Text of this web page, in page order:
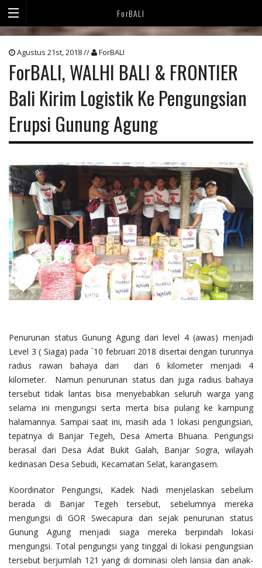
ForBALI
Agustus 21st, 2018 // ForBALI
ForBALI, WALHI BALI & FRONTIER
Bali Kirim Logistik Ke Pengungsian
Erupsi Gunung Agung
Penurunan status Gunung Agung dari level 4 (awas) menjadi
Level 3 ( Siaga) pada `10 februari 2018 disertai dengan turunnya
radius rawan bahaya dari dari 6 kilometer menjadi 4
kilometer. Namun penurunan status dan juga radius bahaya
tersebut tidak lantas bisa menyebabkan seluruh warga yang
selama ini mengungsi serta merta bisa pulang ke kampung
halamannya. Sampai saat ini, masih ada 1 lokasi pengungsian,
tepatnya di Banjar Tegeh, Desa Amerta Bhuana. Pengungsi
berasal dari Desa Adat Bukit Galah, Banjar Sogra, wilayah
kedinasan Desa Sebudi, Kecamatan Selat, karangasem.
Koordinator Pengungsi, Kadek Nadi menjelaskan sebelum
berada di Banjar Tegeh tersebut, sebelumnya mereka
mengungsi di GOR Swecapura dan sejak penurunan status
Gunung Agung menjadi siaga mereka berpindah lokasi
mengungsi. Total pengungsi yang tinggal di lokasi pengungsian
tersebut berjumlah 121 yang di dominasi oleh lansia dan anak-